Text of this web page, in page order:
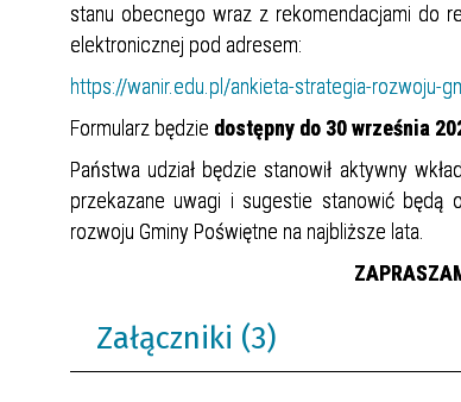
stanu obecnego wraz z rekomendacjami do
elektronicznej pod adresem:
https://wanir.edu.pl/ankieta-strategia-rozwoju-
Formularz będzie dostępny do 30 września
Państwa udział będzie stanowił aktywny
przekazane uwagi i sugestie stanowić będą
rozwoju Gminy Poświętne na najbliższe lata.
Załączniki (3)